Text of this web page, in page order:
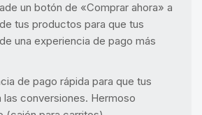
un botón de «Comprar ahora» a
tus productos para que tus
una experiencia de pago más
de pago rápida para que tus
conversiones. Hermoso